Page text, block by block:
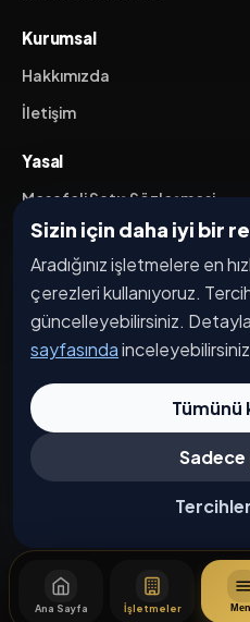
Sizin için daha iyi bir
Aradığınız işletmelere en
çerezleri kullanıyoruz.
güncelleyebilirsiniz.
sayfasında
Tümünü
Ana Sayfa İşletmeler
Kurumsal
Hakkımızda
İletişim
Yasal
Mesafeli Satış Sözleşmesi
İptal / İade Koşulları
Hizmet Şartları
Gizlilik Politikası
Üyelik Sözleşmesi
Kişisel Veri Koruma
© 2026 Bağdat Caddesi. Tüm